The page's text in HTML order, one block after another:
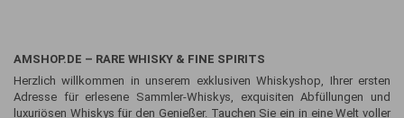
AMSHOP.DE – RARE WHISKY & FINE SPIRITS
Herzlich willkommen in unserem exklusiven Whiskyshop, Ihrer ersten
Adresse für erlesene Sammler-Whiskys, exquisiten Abfüllungen und
luxuriösen Whiskys für den Genießer. Tauchen Sie ein in eine Welt voller